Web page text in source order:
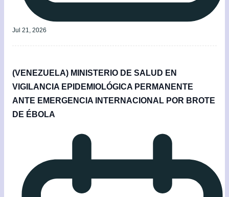
Jul 21, 2026
(VENEZUELA) MINISTERIO DE SALUD EN
VIGILANCIA EPIDEMIOLÓGICA PERMANENTE
ANTE EMERGENCIA INTERNACIONAL POR BROTE
DE ÉBOLA